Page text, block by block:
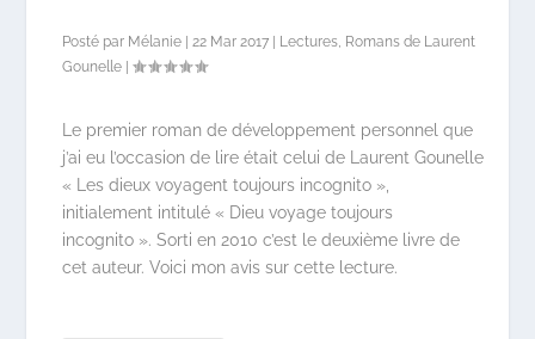
Posté par Mélanie | 22 Mar 2017 | Lectures Romans de Laurent
Gounelle |
Le premier roman de développement personnel que
j’ai eu l’occasion de lire était celui de Laurent Gounelle
« Les dieux voyagent toujours incognito »,
initialement intitulé « Dieu voyage toujours
incognito ». Sorti en 2010 c’est le deuxième livre de
cet auteur. Voici mon avis sur cette lecture.